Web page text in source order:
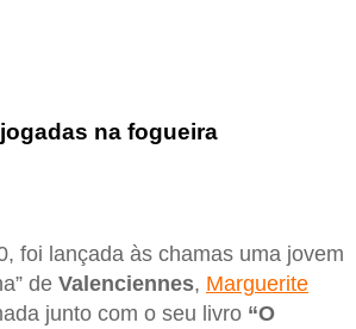
na fogueira
foi lançada às chamas uma jovem
de Valenciennes, Marguerite
junto com o seu livro “O